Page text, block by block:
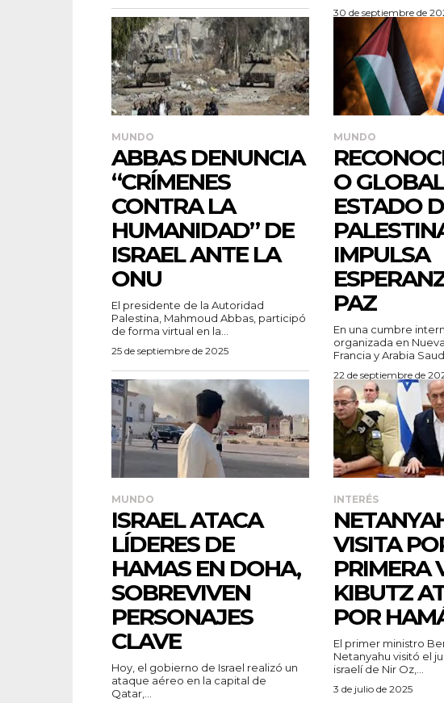
30 de septiembre de
MUNDO
ABBAS DENUNCIA
“CRÍMENES
CONTRA LA
HUMANIDAD” DE
ISRAEL ANTE LA
ONU
El presidente de la Autoridad
Palestina, Mahmoud Abbas, participó
de forma virtual en la...
25 de septiembre de 2025
MUNDO
O
ESTADO
IMPULSA
PAZ
En una cumbre
organizada en
Francia y Arabia
22 de septiembre de
MUNDO
ISRAEL ATACA
LÍDERES DE
HAMAS EN DOHA,
SOBREVIVEN
PERSONAJES
CLAVE
Hoy, el gobierno de Israel realizó un
ataque aéreo en la capital de
Qatar,...
INTERÉS
VISITA
PRIMERA
KIBUTZ
POR
El primer ministro
Netanyahu visitó el
israelí de Nir Oz,...
3 de julio de 2025